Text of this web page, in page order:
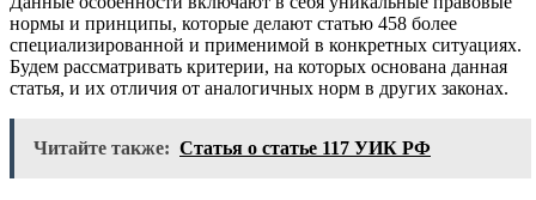
нормы и принципы, которые делают статью 458 более
специализированной и применимой в конкретных ситуациях.
Будем рассматривать критерии, на которых основана данная
статья, и их отличия от аналогичных норм в других законах.
Читайте также: Статья о статье 117 УИК РФ